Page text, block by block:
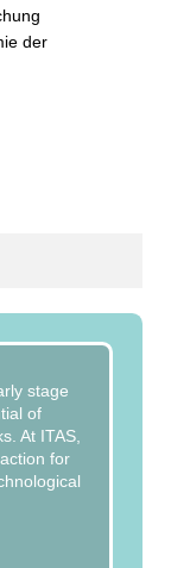
der
stage
of
At ITAS,
for